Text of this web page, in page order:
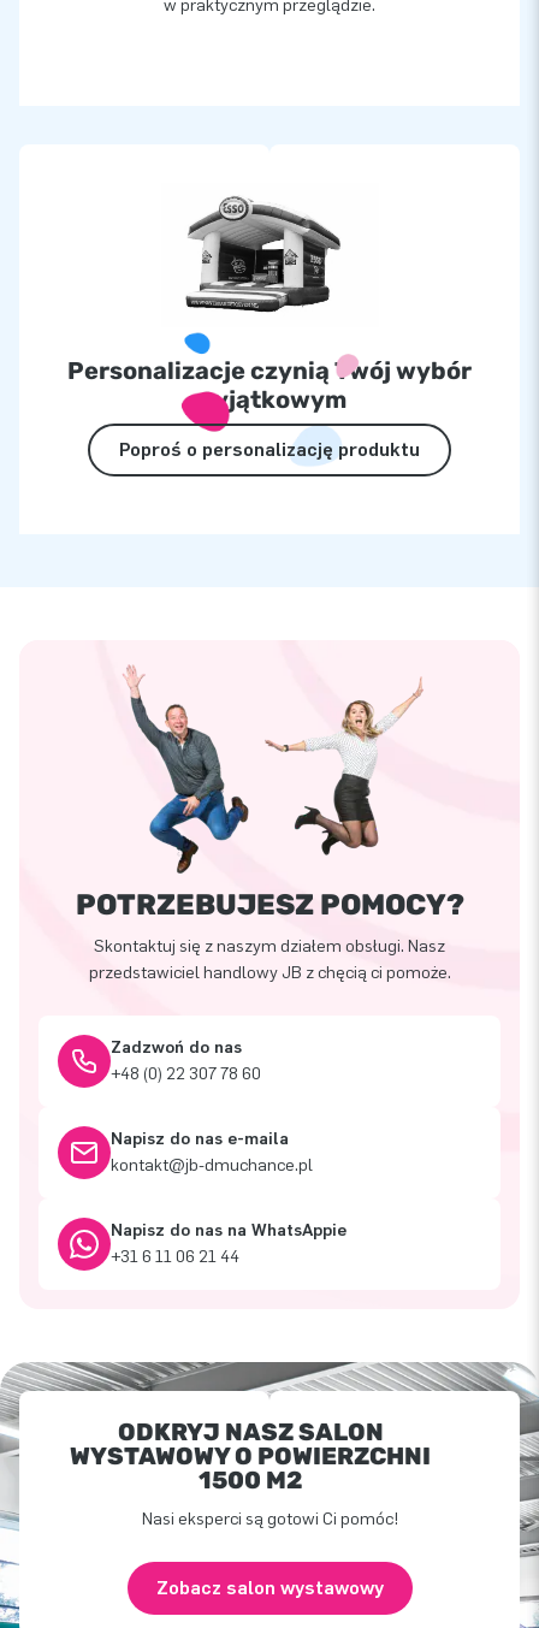
w praktycznym przeglądzie.
Personalizacje czynią Twój wybór
wyjątkowym
Poproś o personalizację produktu
POTRZEBUJESZ POMOCY?
Skontaktuj się z naszym działem obsługi. Nasz
przedstawiciel handlowy JB z chęcią ci pomoże.
Zadzwoń do nas
+48 (0) 22 307 78 60
Napisz do nas e-maila
kontakt@jb-dmuchance.pl
Napisz do nas na WhatsAppie
+31 6 11 06 21 44
ODKRYJ NASZ SALON
WYSTAWOWY O POWIERZCHNI
1500 M2
Nasi eksperci są gotowi Ci pomóc!
Zobacz salon wystawowy